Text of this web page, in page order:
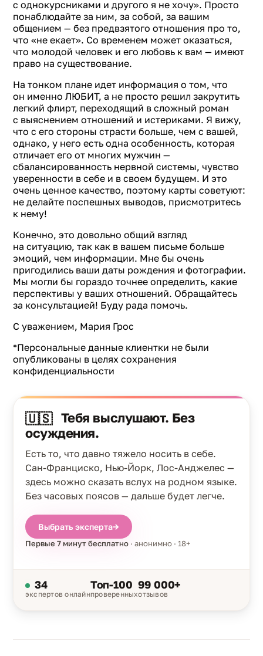
с однокурсниками и другого я не хочу». Просто
понаблюдайте за ним, за собой, за вашим
общением — без предвзятого отношения про то,
что «не екает». Со временем может оказаться,
что молодой человек и его любовь к вам — имеют
право на существование.
На тонком плане идет информация о том, что
он именно ЛЮБИТ, а не просто решил закрутить
легкий флирт, переходящий в сложный роман
с выяснением отношений и истериками. Я вижу,
что с его стороны страсти больше, чем с вашей,
однако, у него есть одна особенность, которая
отличает его от многих мужчин —
сбалансированность нервной системы, чувство
уверенности в себе и в своем будущем. И это
очень ценное качество, поэтому карты советуют:
не делайте поспешных выводов, присмотритесь
к нему!
Конечно, это довольно общий взгляд
на ситуацию, так как в вашем письме больше
эмоций, чем информации. Мне бы очень
пригодились ваши даты рождения и фотографии.
Мы могли бы гораздо точнее определить, какие
перспективы у ваших отношений. Обращайтесь
за консультацией! Буду рада помочь.
С уважением, Мария Грос
*Персональные данные клиентки не были
опубликованы в целях сохранения
конфиденциальности
🇺🇸 Тебя выслушают. Без
осуждения.
Есть то, что давно тяжело носить в себе.
Сан-Франциско, Нью-Йорк, Лос-Анджелес —
здесь можно сказать вслух на родном языке.
Без часовых поясов — дальше будет легче.
Выбрать эксперта→
Первые 7 минут бесплатно · анонимно · 18+
34
экспертов онлайн
Топ-100
проверенных
99 000+
отзывов